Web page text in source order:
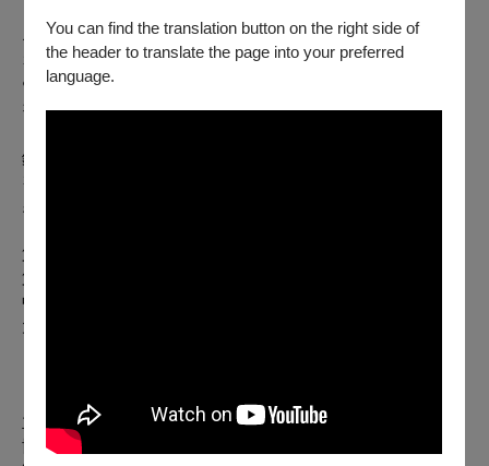
You can find the translation button on the right side of
the header to translate the page into your preferred
language.
유성재 兪成在
김경수 金京壽
임병근 林炳根
정동화 鄭東花
鋼琴｜
김여랑 金輿琅
조영훈 曺榮勳
第一小提琴｜박현우 朴絃右
第二小提琴｜이정도李廷都
中提琴｜고진호 高辰昊
大提琴｜김요한 金YOHAN
主辦單位｜HJ CULTURE、C MUSICAL、芯誠所製
協辦單位｜臺北表演藝術中心